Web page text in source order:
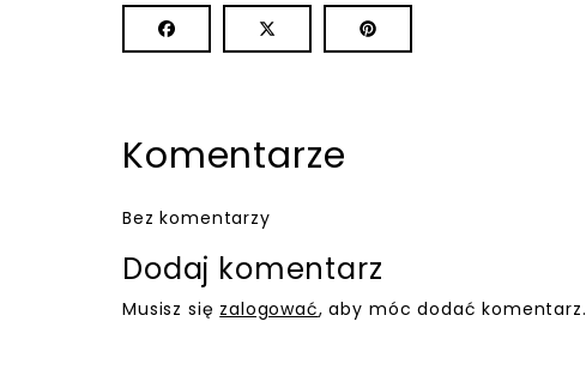
Komentarze
Bez komentarzy
Dodaj komentarz
Musisz się zalogować, aby móc dodać komentarz.